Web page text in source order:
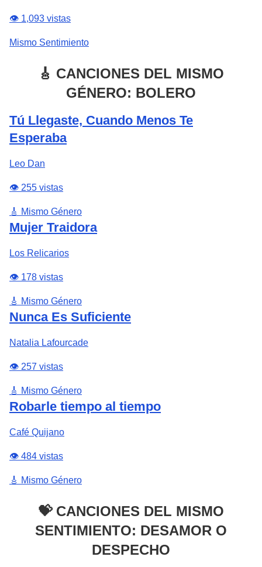
👁️ 1,093 vistas
Mismo Sentimiento
🎸 CANCIONES DEL MISMO
GÉNERO: BOLERO
Tú Llegaste, Cuando Menos Te
Esperaba
Leo Dan
👁️ 255 vistas
🎸 Mismo Género
Mujer Traidora
Los Relicarios
👁️ 178 vistas
🎸 Mismo Género
Nunca Es Suficiente
Natalia Lafourcade
👁️ 257 vistas
🎸 Mismo Género
Robarle tiempo al tiempo
Café Quijano
👁️ 484 vistas
🎸 Mismo Género
💝 CANCIONES DEL MISMO
SENTIMIENTO: DESAMOR O
DESPECHO